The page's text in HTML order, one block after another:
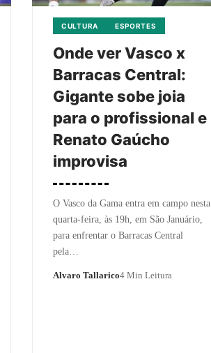
CULTURA ESPORTES
Onde ver Vasco x
Barracas Central:
Gigante sobe joia
para o profissional e
Renato Gaúcho
improvisa
O Vasco da Gama entra em campo nesta
quarta-feira, às 19h, em São Januário,
para enfrentar o Barracas Central
pela…
Alvaro Tallarico4 Min Leitura